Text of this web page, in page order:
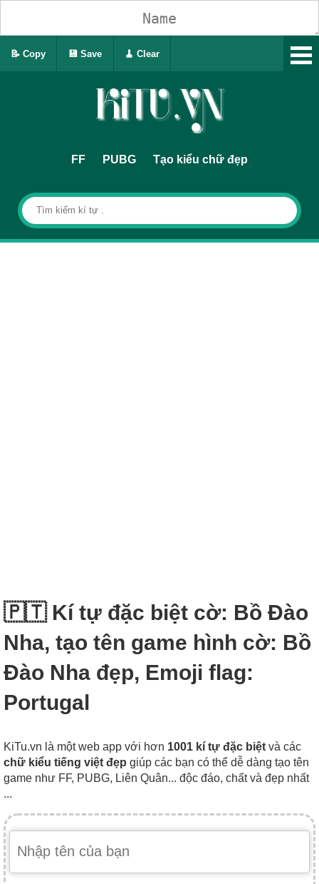
FF PUBG Tạo kiểu chữ đẹp
🇵🇹 Kí tự đặc biệt cờ: Bồ Đào
Nha, tạo tên game hình cờ: Bồ
Đào Nha đẹp, Emoji flag:
Portugal
KiTu.vn là một web app với hơn 1001 kí tự đặc biệt và các
chữ kiểu tiếng việt đẹp giúp các bạn có thể dễ dàng tạo tên
game như FF, PUBG, Liên Quân... độc đáo, chất và đẹp nhất
...
📝 Copy 💾 Save 🧹 Clear